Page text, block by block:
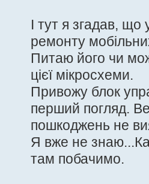
І тут я згадав,
ремонту
Питаю його чи
цієї мікросхеми.
Привожу блок
перший погляд.
пошкоджень не
Я вже не
там побачимо.